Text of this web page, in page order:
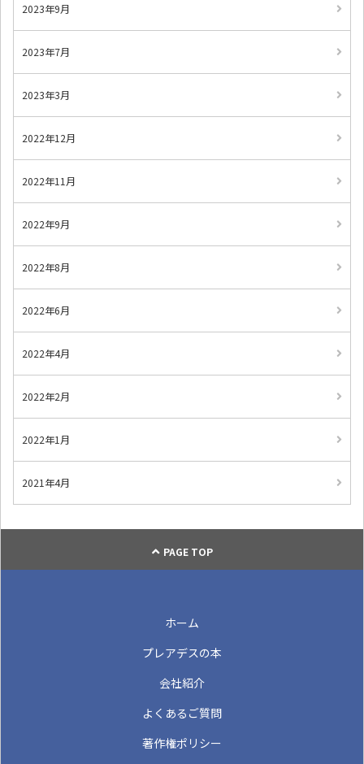
2023年9月
2023年7月
2023年3月
2022年12月
2022年11月
2022年9月
2022年8月
2022年6月
2022年4月
2022年2月
2022年1月
2021年4月
PAGE TOP
ホーム
プレアデスの本
会社紹介
よくあるご質問
著作権ポリシー